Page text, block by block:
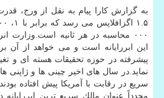
به گزارش كارا پیام به نقل از ورج،
۰۰۰ محاسبه در هر ثانیه است.وزارت
این ابررایانه است و می خواهد از آن
پیشرفته در حوزه تحقیقات هسته ای و
نماید.در سال های اخیر چینی ها و ژاپنی ها
سریع در رقابت با آمریكا پیش افتاده
مجدداً عنوان مالك سریع ترین ابررایانه